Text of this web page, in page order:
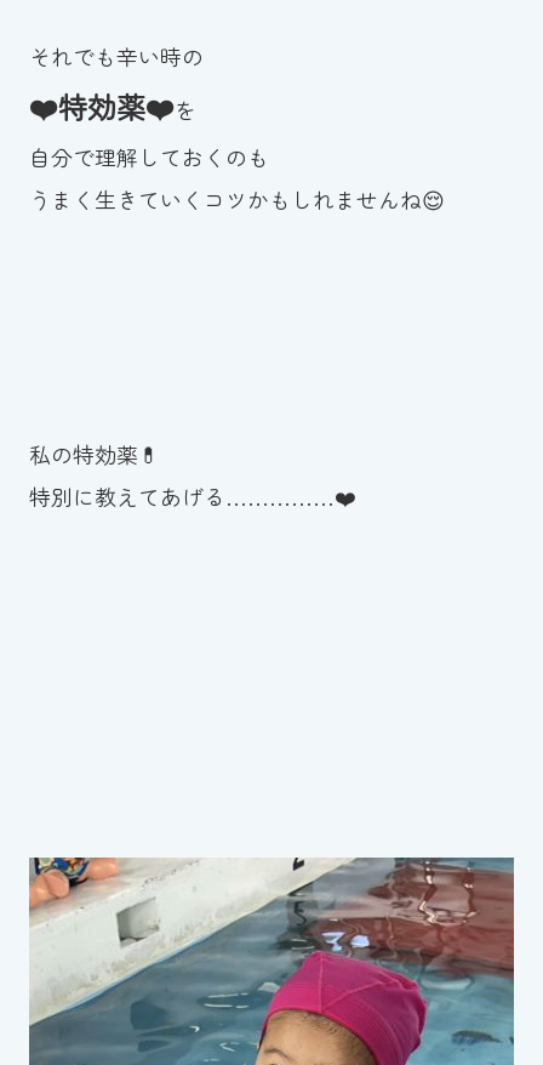
それでも辛い時の
❤️特効薬❤️を
自分で理解しておくのも
うまく生きていくコツかもしれませんね😌
私の特効薬💊
特別に教えてあげる……………❤️